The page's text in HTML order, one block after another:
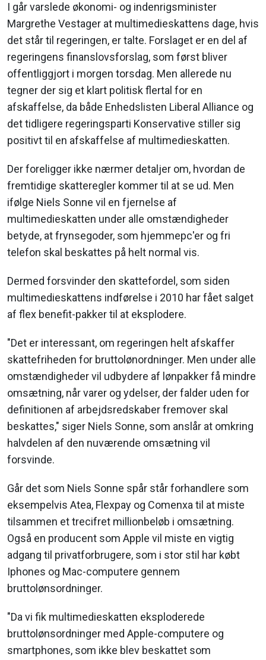
I går varslede økonomi- og indenrigsminister
Margrethe Vestager at multimedieskattens dage, hvis
det står til regeringen, er talte. Forslaget er en del af
regeringens finanslovsforslag, som først bliver
offentliggjort i morgen torsdag. Men allerede nu
tegner der sig et klart politisk flertal for en
afskaffelse, da både Enhedslisten Liberal Alliance og
det tidligere regeringsparti Konservative stiller sig
positivt til en afskaffelse af multimedieskatten.
Der foreligger ikke nærmer detaljer om, hvordan de
fremtidige skatteregler kommer til at se ud. Men
ifølge Niels Sonne vil en fjernelse af
multimedieskatten under alle omstændigheder
betyde, at frynsegoder, som hjemmepc'er og fri
telefon skal beskattes på helt normal vis.
Dermed forsvinder den skattefordel, som siden
multimedieskattens indførelse i 2010 har fået salget
af flex benefit-pakker til at eksplodere.
"Det er interessant, om regeringen helt afskaffer
skattefriheden for bruttolønordninger. Men under alle
omstændigheder vil udbydere af lønpakker få mindre
omsætning, når varer og ydelser, der falder uden for
definitionen af arbejdsredskaber fremover skal
beskattes," siger Niels Sonne, som anslår at omkring
halvdelen af den nuværende omsætning vil
forsvinde.
Går det som Niels Sonne spår står forhandlere som
eksempelvis Atea, Flexpay og Comenxa til at miste
tilsammen et trecifret millionbeløb i omsætning.
Også en producent som Apple vil miste en vigtig
adgang til privatforbrugere, som i stor stil har købt
Iphones og Mac-computere gennem
bruttolønsordninger.
"Da vi fik multimedieskatten eksploderede
bruttolønsordninger med Apple-computere og
smartphones, som ikke blev beskattet som